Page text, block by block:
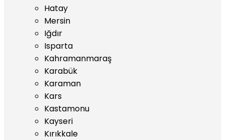
Hatay
Mersin
Iğdır
Isparta
Kahramanmaraş
Karabük
Karaman
Kars
Kastamonu
Kayseri
Kırıkkale